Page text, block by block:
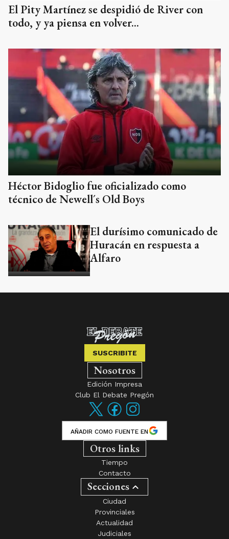
El Pity Martínez se despidió de River con
todo, y ya piensa en volver...
Héctor Bidoglio fue oficializado como
técnico de Newell´s Old Boys
El durísimo comunicado de
Huracán en respuesta a
Alfaro
SUSCRIBITE
Nosotros
Edición Impresa
Club El Debate Pregón
AÑADIR COMO FUENTE EN
Otros links
Tiempo
Contacto
Secciones
Ciudad
Provinciales
Actualidad
Judiciales